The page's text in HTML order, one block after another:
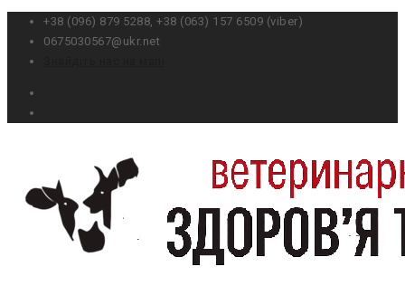
+38 (096) 879 5288, ‎+38 (0‎63) 157 6509 (viber)
0675030567@ukr.net